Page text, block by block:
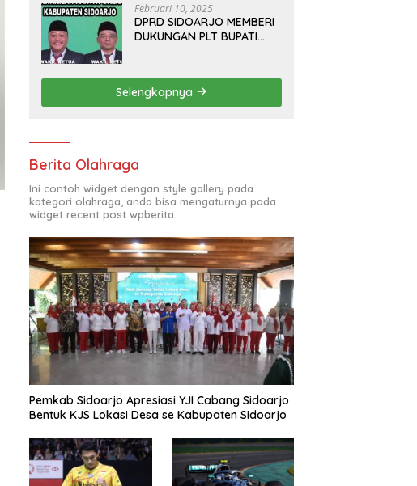
Februari 10, 2025
DPRD SIDOARJO MEMBERI
DUKUNGAN PLT BUPATI
OUTDOOR LEARNING
(ODL) TK, PAUD, SD,
SMP/MTS KELUAR KOTA
Selengkapnya
Berita Olahraga
Ini contoh widget dengan style gallery pada
kategori olahraga, anda bisa mengaturnya pada
widget recent post wpberita.
Pemkab Sidoarjo Apresiasi YJI Cabang Sidoarjo
Bentuk KJS Lokasi Desa se Kabupaten Sidoarjo